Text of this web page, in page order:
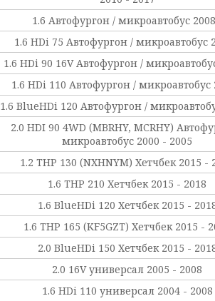
1.6 Автофургон / микроавтобус
1.6 HDi 75 Автофургон / микроавтобус
1.6 HDi 90 16V Автофургон /
1.6 HDi 110 Автофургон / микроавтобус
1.6 BlueHDi 120 Автофургон /
2.0 HDI 90 4WD (MBRHY, MCRHY)
микроавтобус 2000 - 2005
1.2 THP 130 (NXHNYM) Хетчбек 2015 -
1.6 THP 210 Хетчбек 2015 - 2018
1.6 BlueHDi 120 Хетчбек 2015 -
1.6 THP 165 (KF5GZT) Хетчбек 2015 -
2.0 BlueHDi 150 Хетчбек 2015 -
2.0 16V универсал 2005 - 2008
1.6 HDi 110 универсал 2004 - 2008